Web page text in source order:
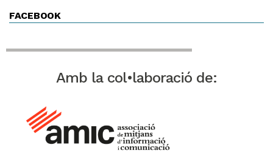
FACEBOOK
Amb la col•laboració de: